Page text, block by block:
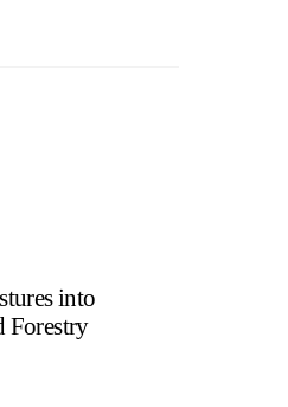
into
Forestry